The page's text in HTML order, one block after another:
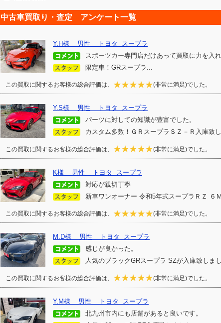
中古車買取り・査定 アンケート一覧
Y.H様 男性 トヨタ スープラ
スポーツカー専門店だけあって買取に力を入
限定車！GRスープラ...
この買取に関するお客様の総合評価は、 (非常に満足)でした。
Y.S様 男性 トヨタ スープラ
パーツに対しての知識が豊富でした。
カスタム多数！ＧＲスープラＳＺ－Ｒ入庫致
この買取に関するお客様の総合評価は、 (非常に満足)でした。
K様 男性 トヨタ スープラ
対応が親切丁寧
新車ワンオーナー 令和5年式スープラＲＺ ６Ｍ
この買取に関するお客様の総合評価は、 (非常に満足)でした。
M.D様 男性 トヨタ スープラ
感じが良かった。
人気のブラックGRスープラ SZが入庫致しま
この買取に関するお客様の総合評価は、 (非常に満足)でした。
Y.M様 男性 トヨタ スープラ
北九州市内にも店舗があると良いです。